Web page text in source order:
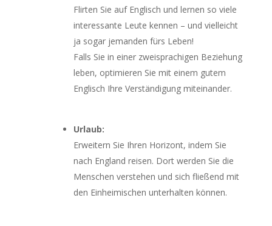
Flirten Sie auf Englisch und lernen so viele
interessante Leute kennen – und vielleicht
ja sogar jemanden fürs Leben!
Falls Sie in einer zweisprachigen Beziehung
leben, optimieren Sie mit einem gutem
Englisch Ihre Verständigung miteinander.
Urlaub:
Erweitern Sie Ihren Horizont, indem Sie
nach England reisen. Dort werden Sie die
Menschen verstehen und sich fließend mit
den Einheimischen unterhalten können.